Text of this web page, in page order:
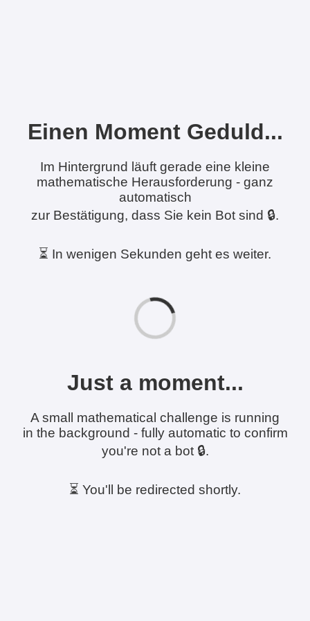
Einen Moment Geduld...
Im Hintergrund läuft gerade eine kleine
mathematische Herausforderung - ganz
automatisch
zur Bestätigung, dass Sie kein Bot sind 🔒.
⏳ In wenigen Sekunden geht es weiter.
Just a moment...
A small mathematical challenge is running
in the background - fully automatic to confirm
you're not a bot 🔒.
⏳ You'll be redirected shortly.